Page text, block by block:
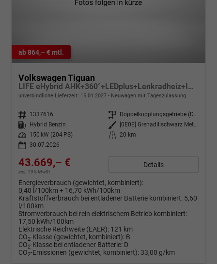
ab 864,– € mtl.
Volkswagen Tiguan
LIFE eHybrid AHK+360°+LEDplus+Lenkradheiz+IQ.Drive+ACC+AppConnect+eHeck
unverbindliche Lieferzeit: 15.01.2027 Neuwagen mit Tageszulassung
Fahrzeugnr. 1337616 Getriebe
Doppelkupplungsgetriebe (DSG)
Kraftstoff
Hybrid Benzin Außenfarbe
[0E0E] Grenadillschwarz Metallic
Leistung
150 kW (204 PS) Kilometerstand
20 km
30.07.2026
43.669,– €
incl. 19% MwSt.
Details
Energieverbrauch (gewichtet, kombiniert):
0,40 l/100km + 16,70 kWh/100km
Kraftstoffverbrauch bei entladener Batterie kombiniert: 5,60
l/100km
Stromverbrauch bei rein elektrischem Betrieb kombiniert:
17,50 kWh/100km
Elektrische Reichweite (EAER): 121 km
CO2-Klasse (gewichtet, kombiniert): B
CO2-Klasse bei entladener Batterie: D
CO2-Emissionen (gewichtet, kombiniert): 33,00 g/km